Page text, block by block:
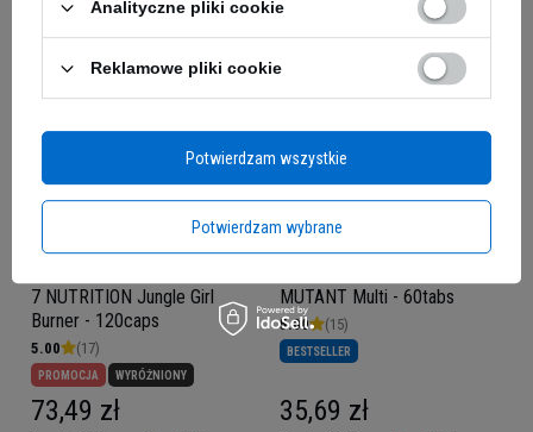
7 NUTRITION Jungle Girl
Burner - 120caps
5.00 (17)
PROMOCJA WYRÓŻNIONY
73,49 zł
MUTANT Multi - 60tabs
5.00 (15)
BESTSELLER
35,69 zł
Analityczne pliki cookie
Reklamowe pliki cookie
Potwierdzam wybrane
Potwierdzam wszystkie